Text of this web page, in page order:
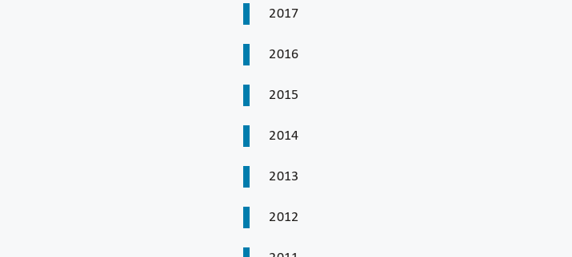
2017
2016
2015
2014
2013
2012